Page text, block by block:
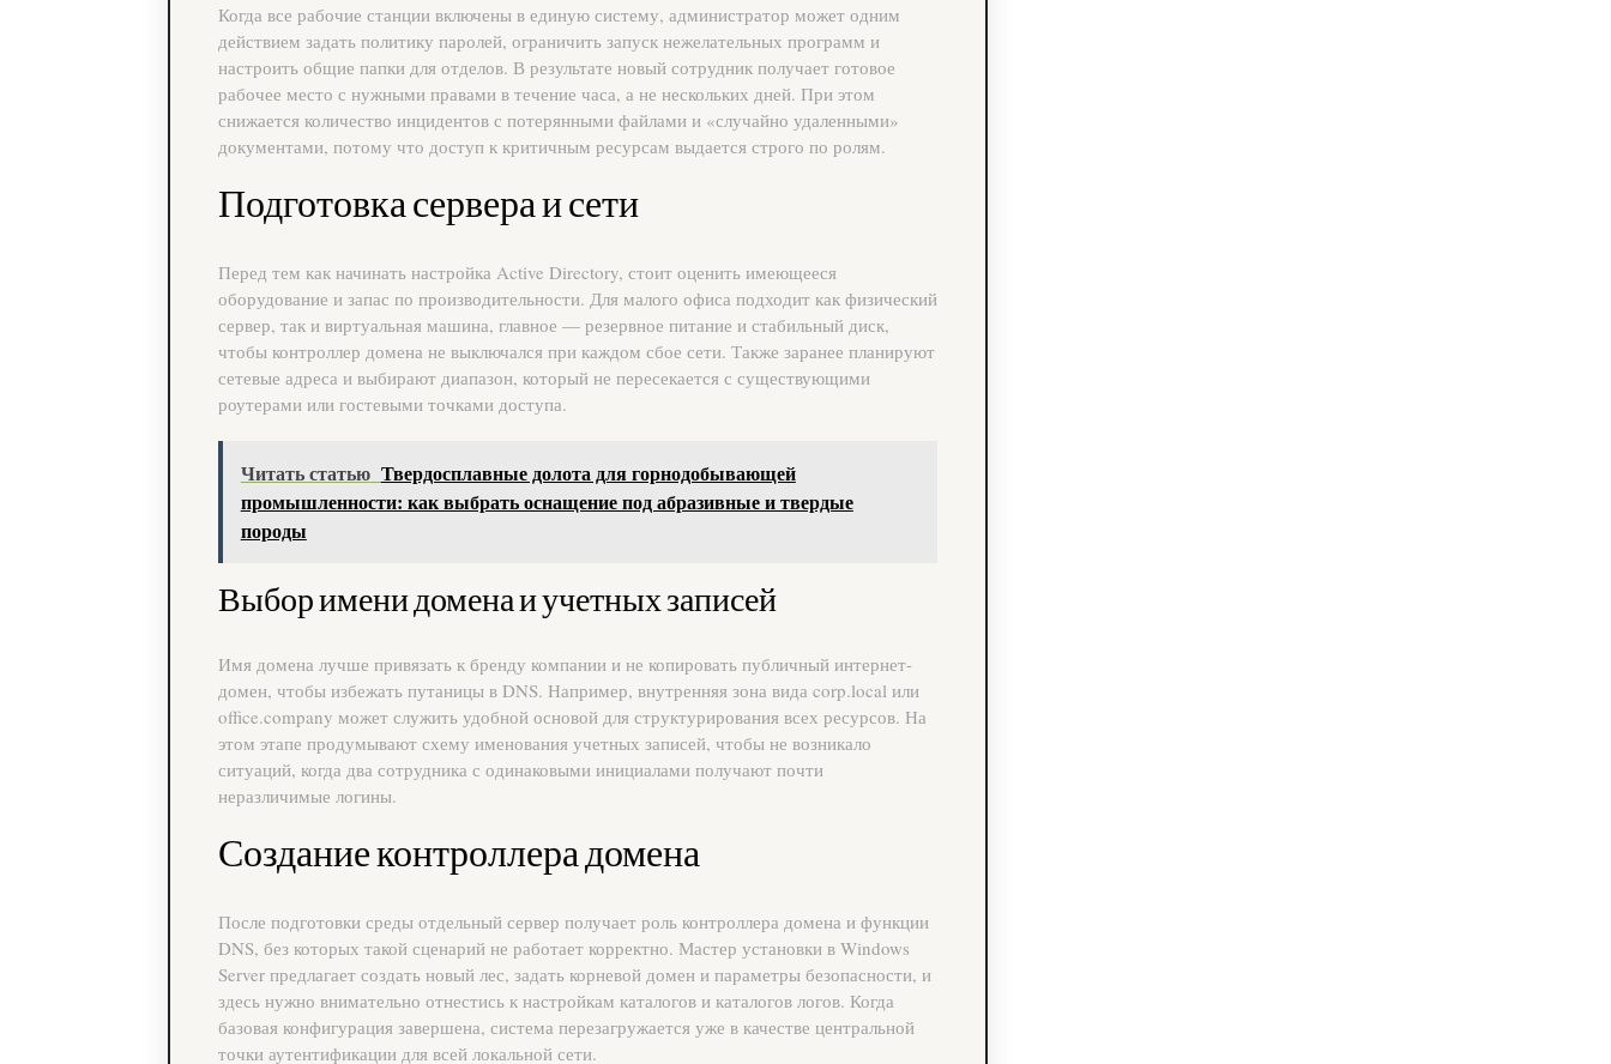
Когда все рабочие станции включены в единую систему, администратор может одним
действием задать политику паролей, ограничить запуск нежелательных программ и
настроить общие папки для отделов. В результате новый сотрудник получает готовое
рабочее место с нужными правами в течение часа, а не нескольких дней. При этом
снижается количество инцидентов с потерянными файлами и «случайно удаленными»
документами, потому что доступ к критичным ресурсам выдается строго по ролям.
Подготовка сервера и сети
Перед тем как начинать настройка Active Directory, стоит оценить имеющееся
оборудование и запас по производительности. Для малого офиса подходит как физический
сервер, так и виртуальная машина, главное — резервное питание и стабильный диск,
чтобы контроллер домена не выключался при каждом сбое сети. Также заранее планируют
сетевые адреса и выбирают диапазон, который не пересекается с существующими
роутерами или гостевыми точками доступа.
Читать статью Твердосплавные долота для горнодобывающей
промышленности: как выбрать оснащение под абразивные и твердые
породы
Выбор имени домена и учетных записей
Имя домена лучше привязать к бренду компании и не копировать публичный интернет-
домен, чтобы избежать путаницы в DNS. Например, внутренняя зона вида corp.local или
office.company может служить удобной основой для структурирования всех ресурсов. На
этом этапе продумывают схему именования учетных записей, чтобы не возникало
ситуаций, когда два сотрудника с одинаковыми инициалами получают почти
неразличимые логины.
Создание контроллера домена
После подготовки среды отдельный сервер получает роль контроллера домена и функции
DNS, без которых такой сценарий не работает корректно. Мастер установки в Windows
Server предлагает создать новый лес, задать корневой домен и параметры безопасности, и
здесь нужно внимательно отнестись к настройкам каталогов и каталогов логов. Когда
базовая конфигурация завершена, система перезагружается уже в качестве центральной
точки аутентификации для всей локальной сети.